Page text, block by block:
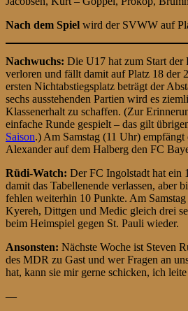
Nach dem Spiel wird der SVWW auf
Nachwuchs: Die U17 hat zum Start der
verloren und fällt damit auf Platz 18 der
ersten Nichtabstiegsplatz beträgt der
sechs ausstehenden Partien wird es
Klassenerhalt zu schaffen. (Zur
einfache Runde gespielt – das gilt
Saison.) Am Samstag (11 Uhr)
Alexander auf dem Halberg den FC
Rüdi-Watch: Der FC Ingolstadt hat ein
damit das Tabellenende verlassen, aber
fehlen weiterhin 10 Punkte. Am
Kyereh, Dittgen und Medic gleich drei
beim Heimspiel gegen St. Pauli wieder.
Ansonsten: Nächste Woche ist Steven
des MDR zu Gast und wer Fragen an
hat, kann sie mir gerne schicken, ich
—